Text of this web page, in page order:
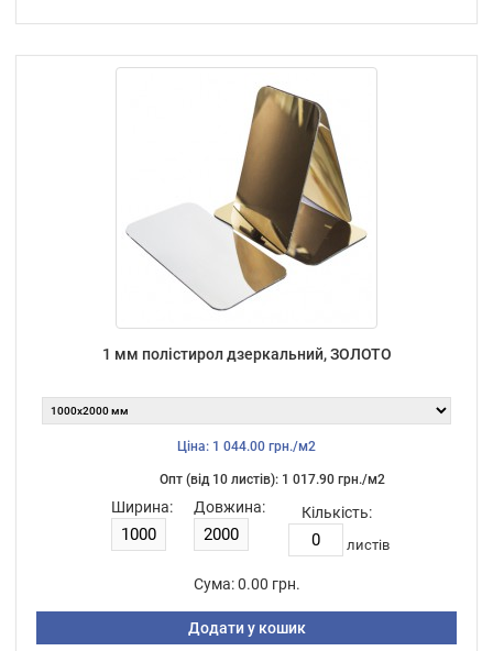
1 мм полістирол дзеркальний, ЗОЛОТО
Ціна: 1 044.00 грн./м2
Опт (від 10 листiв): 1 017.90 грн./м2
Ширина: Довжина: Кількість:
листiв
Сума: 0.00 грн.
Додати у кошик